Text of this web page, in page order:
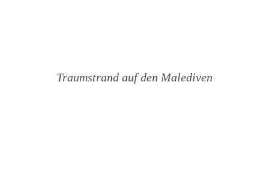
Traumstrand auf den Malediven